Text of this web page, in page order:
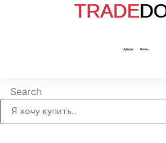
TRADE
Двери Полы
Search